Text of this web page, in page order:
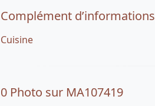
Complément d’informations
Cuisine
0 Photo sur MA107419